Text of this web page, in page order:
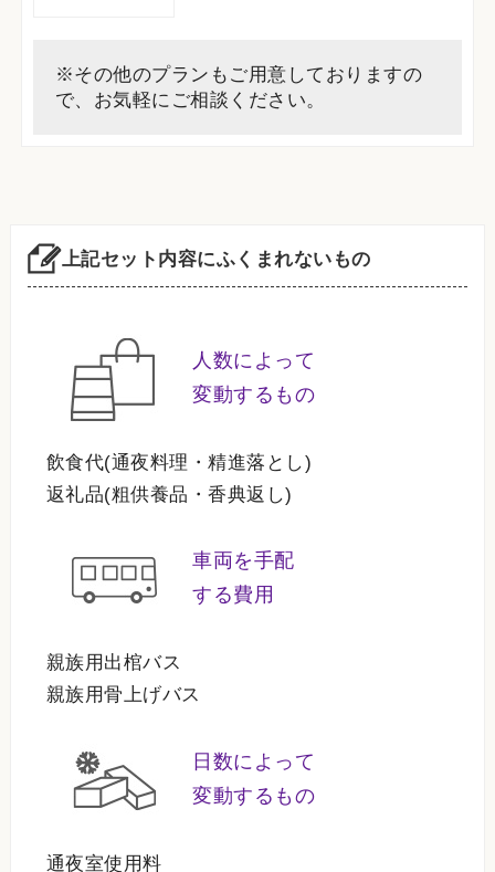
※その他のプランもご用意しておりますの
で、お気軽にご相談ください。
上記セット内容にふくまれないもの
人数によって
変動するもの
飲食代(通夜料理・精進落とし)
返礼品(粗供養品・香典返し)
車両を手配
する費用
親族用出棺バス
親族用骨上げバス
日数によって
変動するもの
通夜室使用料